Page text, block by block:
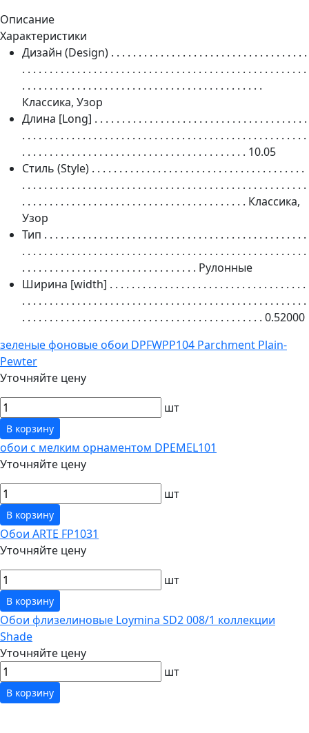
Описание
Характеристики
Дизайн (Design) . . . . . . . . . . . . . . . . . . . . . . . . . . . . . . . . . . . .
. . . . . . . . . . . . . . . . . . . . . . . . . . . . . . . . . . . . . . . . . . . . . . . . . . . .
. . . . . . . . . . . . . . . . . . . . . . . . . . . . . . . . . . . . . . . . . . . .
Классика, Узор
Длина [Long] . . . . . . . . . . . . . . . . . . . . . . . . . . . . . . . . . . . . . . .
. . . . . . . . . . . . . . . . . . . . . . . . . . . . . . . . . . . . . . . . . . . . . . . . . . . .
. . . . . . . . . . . . . . . . . . . . . . . . . . . . . . . . . . . . . . . . . 10.05
Стиль (Style) . . . . . . . . . . . . . . . . . . . . . . . . . . . . . . . . . . . . . . .
. . . . . . . . . . . . . . . . . . . . . . . . . . . . . . . . . . . . . . . . . . . . . . . . . . . .
. . . . . . . . . . . . . . . . . . . . . . . . . . . . . . . . . . . . . . . . . Классика,
Узор
Тип . . . . . . . . . . . . . . . . . . . . . . . . . . . . . . . . . . . . . . . . . . . . . . . .
. . . . . . . . . . . . . . . . . . . . . . . . . . . . . . . . . . . . . . . . . . . . . . . . . . . .
. . . . . . . . . . . . . . . . . . . . . . . . . . . . . . . . Рулонные
Ширина [width] . . . . . . . . . . . . . . . . . . . . . . . . . . . . . . . . . . . .
. . . . . . . . . . . . . . . . . . . . . . . . . . . . . . . . . . . . . . . . . . . . . . . . . . . .
. . . . . . . . . . . . . . . . . . . . . . . . . . . . . . . . . . . . . . . . . . . . 0.52000
зеленые фоновые обои DPFWPP104 Parchment Plain-
Pewter
Уточняйте цену
шт
В корзину
обои с мелким орнаментом DPEMEL101
Уточняйте цену
шт
В корзину
Обои ARTE FP1031
Уточняйте цену
шт
В корзину
Обои флизелиновые Loymina SD2 008/1 коллекции
Shade
Уточняйте цену
шт
В корзину